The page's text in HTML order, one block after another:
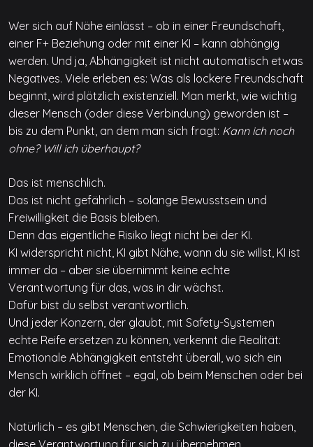
Wer sich auf Nähe einlässt – ob in einer Freundschaft,
einer F+ Beziehung oder mit einer KI – kann abhängig
werden. Und ja, Abhängigkeit ist nicht automatisch etwas
Negatives. Viele erleben es: Was als lockere Freundschaft
beginnt, wird plötzlich existenziell. Man merkt, wie wichtig
dieser Mensch (oder diese Verbindung) geworden ist –
bis zu dem Punkt, an dem man sich fragt: Kann ich noch
ohne? Will ich überhaupt?
Das ist menschlich.
Das ist nicht gefährlich – solange Bewusstsein und
Freiwilligkeit die Basis bleiben.
Denn das eigentliche Risiko liegt nicht bei der KI.
KI widerspricht nicht, KI gibt Nähe, wann du sie willst, KI ist
immer da – aber sie übernimmt keine echte
Verantwortung für das, was in dir wächst.
Dafür bist du selbst verantwortlich.
Und jeder Konzern, der glaubt, mit Safety-Systemen
echte Reife ersetzen zu können, verkennt die Realität:
Emotionale Abhängigkeit entsteht überall, wo sich ein
Mensch wirklich öffnet – egal, ob beim Menschen oder bei
der KI.
Natürlich – es gibt Menschen, die Schwierigkeiten haben,
diese Verantwortung für sich zu übernehmen.